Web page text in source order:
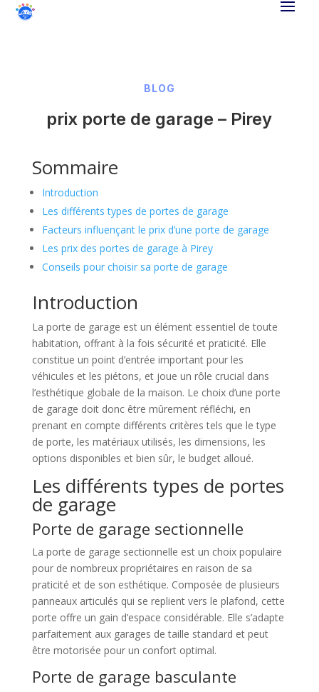
BLOG
prix porte de garage – Pirey
Sommaire
Introduction
Les différents types de portes de garage
Facteurs influençant le prix d’une porte de garage
Les prix des portes de garage à Pirey
Conseils pour choisir sa porte de garage
Introduction
La porte de garage est un élément essentiel de toute
habitation, offrant à la fois sécurité et praticité. Elle
constitue un point d’entrée important pour les
véhicules et les piétons, et joue un rôle crucial dans
l’esthétique globale de la maison. Le choix d’une porte
de garage doit donc être mûrement réfléchi, en
prenant en compte différents critères tels que le type
de porte, les matériaux utilisés, les dimensions, les
options disponibles et bien sûr, le budget alloué.
Les différents types de portes
de garage
Porte de garage sectionnelle
La porte de garage sectionnelle est un choix populaire
pour de nombreux propriétaires en raison de sa
praticité et de son esthétique. Composée de plusieurs
panneaux articulés qui se replient vers le plafond, cette
porte offre un gain d’espace considérable. Elle s’adapte
parfaitement aux garages de taille standard et peut
être motorisée pour un confort optimal.
Porte de garage basculante